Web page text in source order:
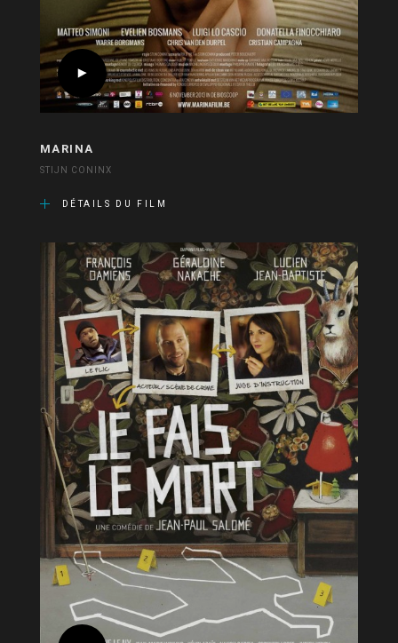
MARINA
STIJN CONINX
DÉTAILS DU FILM